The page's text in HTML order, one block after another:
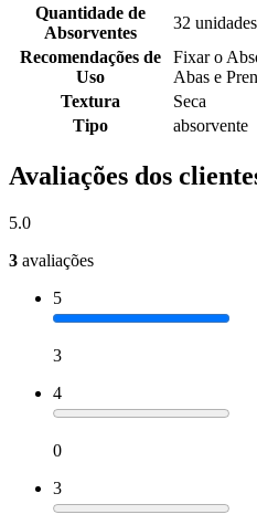
Quantidade de
Absorventes
32 unidades
Recomendações de
Uso
Fixar o
Abas e
Textura
Seca
Tipo
absorvente
Avaliações dos
5.0
3 avaliações
5
3
4
0
3